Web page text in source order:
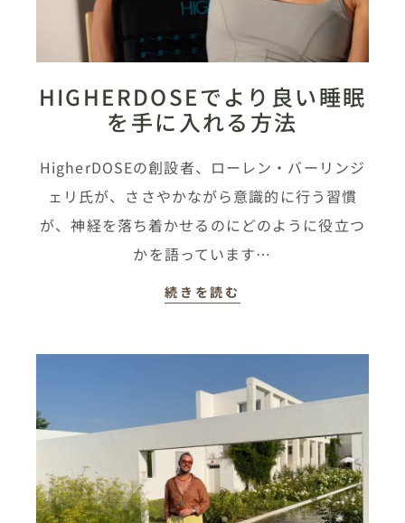
HIGHERDOSEでより良い睡眠
を手に入れる方法
HigherDOSEの創設者、ローレン・バーリンジ
ェリ氏が、ささやかながら意識的に行う習慣
が、神経を落ち着かせるのにどのように役立つ
かを語っています…
続きを読む